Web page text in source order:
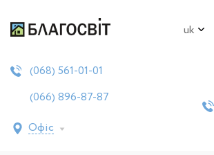
uk
(068) 561-01-01
(066) 896-87-87
Офіс